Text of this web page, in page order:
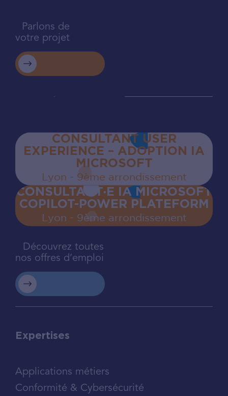
Parlons de
votre projet
CONSULTANT USER
EXPERIENCE – ADOPTION IA
MICROSOFT
Lyon - 9ème arrondissement
CONSULTANT·E IA MICROSOFT
COPILOT-POWER PLATEFORM
Lyon - 9ème arrondissement
Découvrez toutes
nos offres d’emploi
Expertises
Applications métiers
Conformité & Cybersécurité